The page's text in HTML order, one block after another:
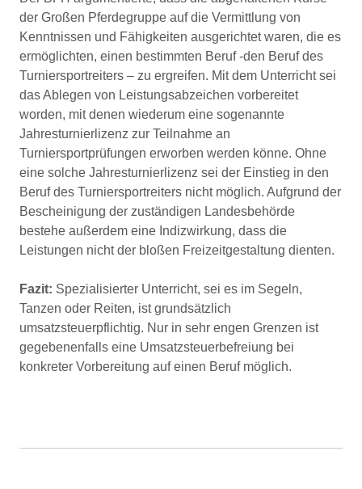
der Großen Pferdegruppe auf die Vermittlung von
Kenntnissen und Fähigkeiten ausgerichtet waren, die es
ermöglichten, einen bestimmten Beruf -den Beruf des
Turniersportreiters – zu ergreifen. Mit dem Unterricht sei
das Ablegen von Leistungsabzeichen vorbereitet
worden, mit denen wiederum eine sogenannte
Jahresturnierlizenz zur Teilnahme an
Turniersportprüfungen erworben werden könne. Ohne
eine solche Jahresturnierlizenz sei der Einstieg in den
Beruf des Turniersportreiters nicht möglich. Aufgrund der
Bescheinigung der zuständigen Landesbehörde
bestehe außerdem eine Indizwirkung, dass die
Leistungen nicht der bloßen Freizeitgestaltung dienten.
Fazit: Spezialisierter Unterricht, sei es im Segeln,
Tanzen oder Reiten, ist grundsätzlich
umsatzsteuerpflichtig. Nur in sehr engen Grenzen ist
gegebenenfalls eine Umsatzsteuerbefreiung bei
konkreter Vorbereitung auf einen Beruf möglich.